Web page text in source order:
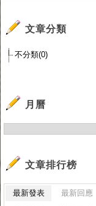
文章分類
不分類(0)
月曆
文章排行榜
最新發表 最新回應